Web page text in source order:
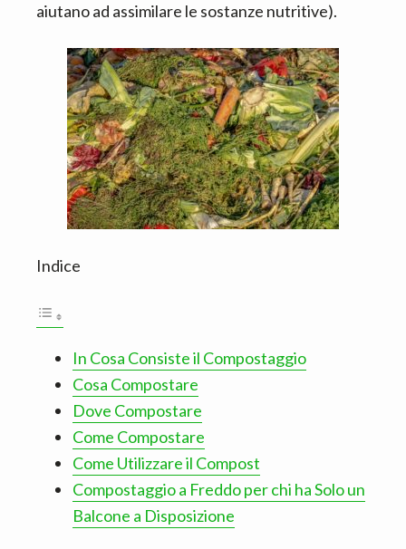
aiutano ad assimilare le sostanze nutritive).
Indice
In Cosa Consiste il Compostaggio
Cosa Compostare
Dove Compostare
Come Compostare
Come Utilizzare il Compost
Compostaggio a Freddo per chi ha Solo un
Balcone a Disposizione